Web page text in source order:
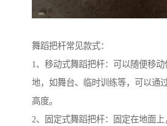
舞蹈把杆常见款式：
1、移动式舞蹈把杆：可以随便移
地，如舞台、临时训练等，可以通
高度。
2、固定式舞蹈把杆：固定在地面上